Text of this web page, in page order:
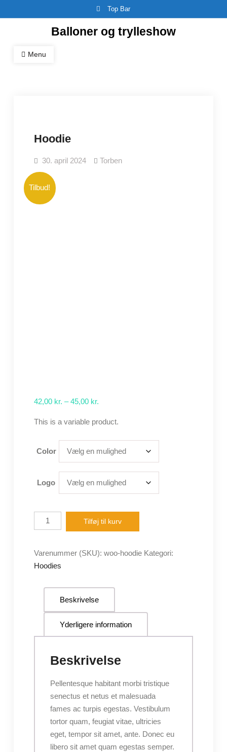
to
Top Bar
Balloner og trylleshow
Menu
Hoodie
30. april 2024 Torben
Tilbud!
42,00 kr. –45,00 kr.
This is a variable product.
Color
Logo
Hoodie
antal
Tilføj til kurv
Varenummer (SKU): woo-hoodie Kategori:
Hoodies
Beskrivelse
Yderligere information
Beskrivelse
Pellentesque habitant morbi tristique
senectus et netus et malesuada
fames ac turpis egestas. Vestibulum
tortor quam, feugiat vitae, ultricies
eget, tempor sit amet, ante. Donec eu
libero sit amet quam egestas semper.